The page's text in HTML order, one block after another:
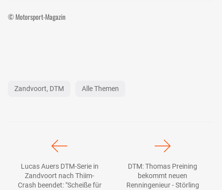
© Motorsport-Magazin
Zandvoort, DTM Alle Themen
Lucas Auers DTM-Serie in
Zandvoort nach Thiim-
Crash beendet: "Scheiße für
DTM: Thomas Preining
bekommt neuen
Renningenieur - Störling